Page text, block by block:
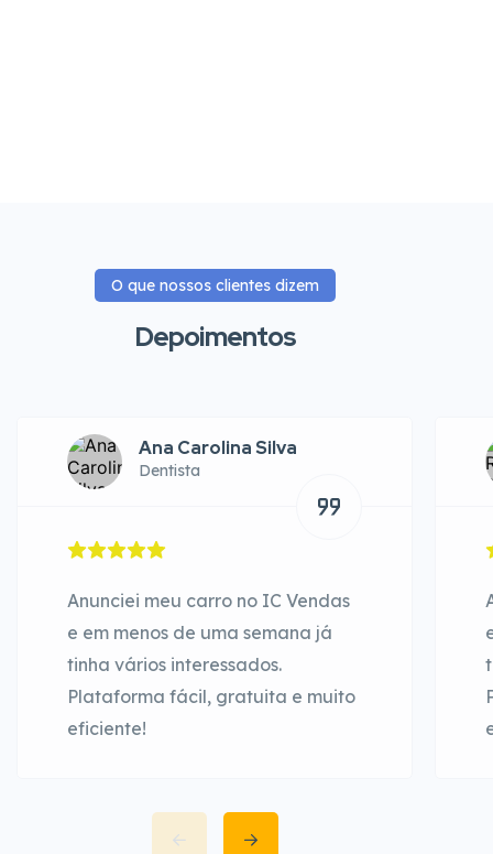
O que nossos clientes dizem
Depoimentos
Ana Carolina Silva
Dentista
Anunciei meu carro no IC Vendas
e em menos de uma semana já
tinha vários interessados.
Plataforma fácil, gratuita e muito
eficiente!